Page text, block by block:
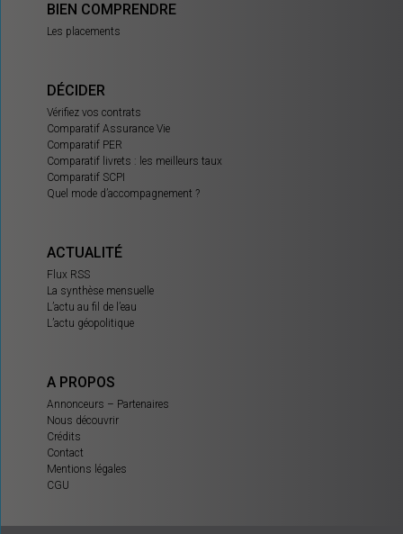
BIEN COMPRENDRE
Les placements
DÉCIDER
Vérifiez vos contrats
Comparatif Assurance Vie
Comparatif PER
Comparatif livrets : les meilleurs taux
Comparatif SCPI
Quel mode d’accompagnement ?
ACTUALITÉ
Flux RSS
La synthèse mensuelle
L’actu au fil de l’eau
L’actu géopolitique
A PROPOS
Annonceurs – Partenaires
Nous découvrir
Crédits
Contact
Mentions légales
CGU